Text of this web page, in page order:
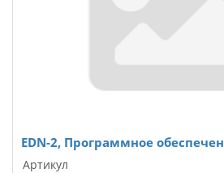
EDN-2, Программное
Артикул